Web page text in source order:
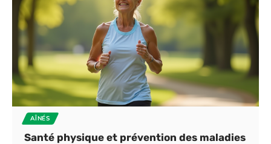
AÎNÉS
Santé physique et prévention des maladies